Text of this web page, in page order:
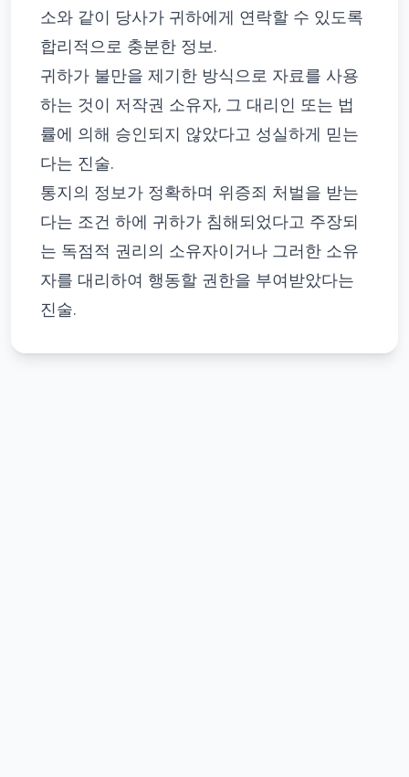
소와 같이 당사가 귀하에게 연락할 수 있도록
합리적으로 충분한 정보.
귀하가 불만을 제기한 방식으로 자료를 사용
하는 것이 저작권 소유자, 그 대리인 또는 법
률에 의해 승인되지 않았다고 성실하게 믿는
다는 진술.
통지의 정보가 정확하며 위증죄 처벌을 받는
다는 조건 하에 귀하가 침해되었다고 주장되
는 독점적 권리의 소유자이거나 그러한 소유
자를 대리하여 행동할 권한을 부여받았다는
진술.